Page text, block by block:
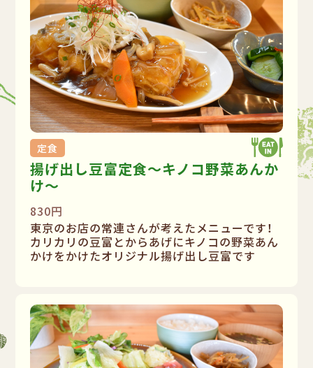
定食
揚げ出し豆富定食〜キノコ野菜あんか
け〜
830円
東京のお店の常連さんが考えたメニューです！
カリカリの豆富とからあげにキノコの野菜あん
かけをかけたオリジナル揚げ出し豆富です